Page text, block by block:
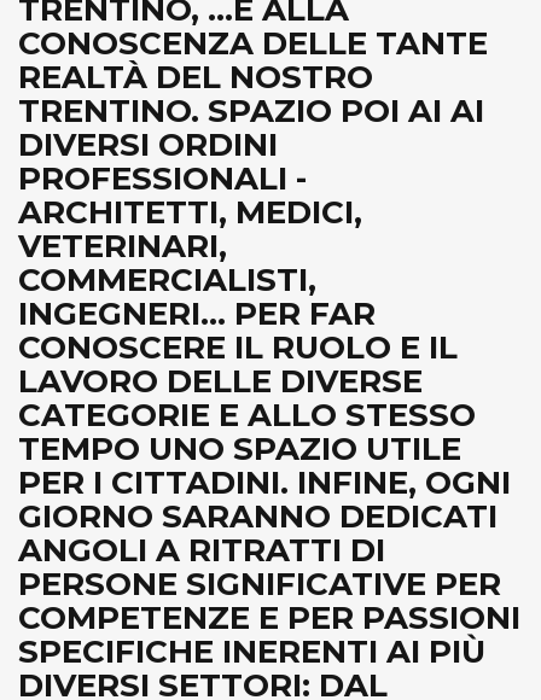
TRENTINO, ...E ALLA
CONOSCENZA DELLE TANTE
REALTÀ DEL NOSTRO
TRENTINO. SPAZIO POI AI AI
DIVERSI ORDINI
PROFESSIONALI -
ARCHITETTI, MEDICI,
VETERINARI,
COMMERCIALISTI,
INGEGNERI... PER FAR
CONOSCERE IL RUOLO E IL
LAVORO DELLE DIVERSE
CATEGORIE E ALLO STESSO
TEMPO UNO SPAZIO UTILE
PER I CITTADINI. INFINE, OGNI
GIORNO SARANNO DEDICATI
ANGOLI A RITRATTI DI
PERSONE SIGNIFICATIVE PER
COMPETENZE E PER PASSIONI
SPECIFICHE INERENTI AI PIÙ
DIVERSI SETTORI: DAL